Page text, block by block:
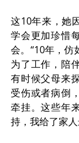
这10年来，她
学会更加珍惜
会。“10年，仿
为了工作，陪
有时候父母来
受伤或者病倒
牵挂。这些年
持，我给了家